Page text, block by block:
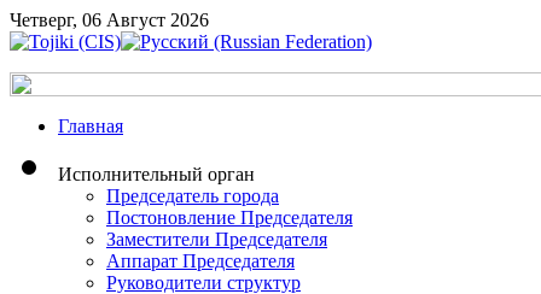
Четверг, 06 Август 2026
Главная
Исполнительный орган
Председатель города
Постоновление Председателя
Заместители Председателя
Аппарат Председателя
Руководители структур